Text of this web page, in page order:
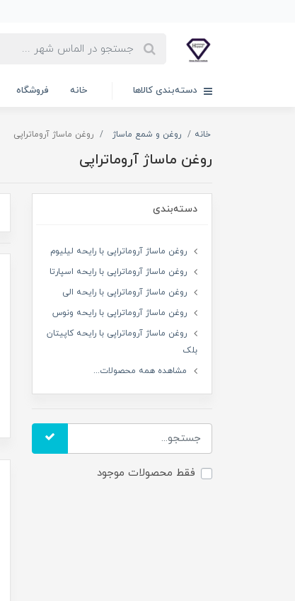
دسته‌بندی کالاها خانه فروشگاه
خانه روغن و شمع ماساژ روغن ماساژ آروماتراپی
روغن ماساژ آروماتراپی
دسته‌بندی
روغن ماساژ آروماتراپی با رایحه لیلیوم
روغن ماساژ آروماتراپی با رایحه اسپارتا
روغن ماساژ آروماتراپی با رایحه الی
روغن ماساژ آروماتراپی با رایحه ونوس
روغن ماساژ آروماتراپی با رایحه کاپیتان
بلک
مشاهده همه محصولات...
فقط محصولات موجود